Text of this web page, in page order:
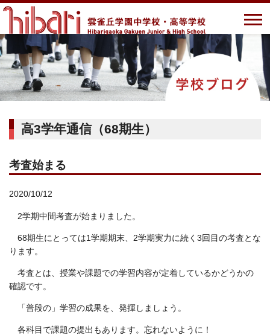
高3学年通信（68期生）
考査始まる
2020/10/12
2学期中間考査が始まりました。
68期生にとっては1学期期末、2学期実力に続く3回目の考査とな
ります。
考査とは、授業や課題での学習内容が定着しているかどうかの
確認です。
「普段の」学習の成果を、発揮しましょう。
各科目で課題の提出もあります。忘れないように！